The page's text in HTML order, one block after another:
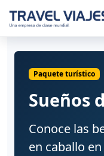
Paquete turístico
Sueños
Conoce las
en caballo